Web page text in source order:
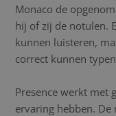
Monaco de
hij of zij de notulen.
kunnen luisteren,
correct kunnen
Presence werkt met
ervaring hebben.